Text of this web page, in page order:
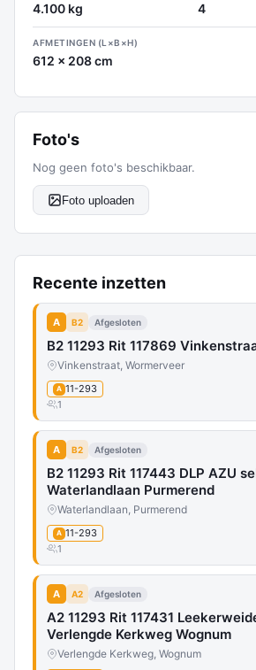
4.100 kg 4
AFMETINGEN (L×B×H)
612 x 208 cm
Foto's
Nog geen foto's beschikbaar.
Foto uploaden
Recente inzetten
A B2 Afgesloten
B2 11293 Rit 117869
Vinkenstraat, Wormerveer
A 11-293
1
A B2 Afgesloten
B2 11293 Rit 117443 DLP AZU
Waterlandlaan Purmerend
Waterlandlaan, Purmerend
A 11-293
1
A A2 Afgesloten
A2 11293 Rit 117431
Verlengde Kerkweg Wognum
Verlengde Kerkweg, Wognum